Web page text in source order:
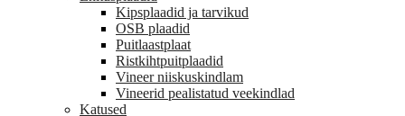
Kipsplaadid ja tarvikud
OSB plaadid
Puitlaastplaat
Ristkihtpuitplaadid
Vineer niiskuskindlam
Vineerid pealistatud veekindlad
Katused